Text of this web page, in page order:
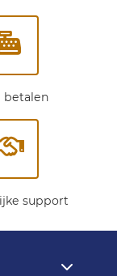
betalen
support